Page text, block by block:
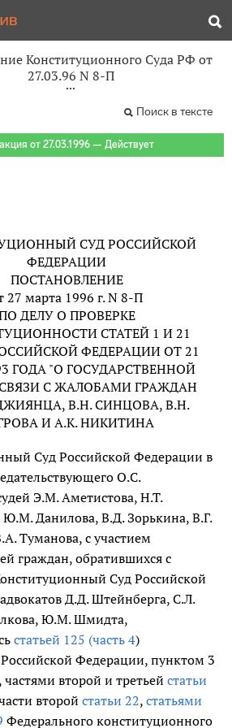
Конституционного Суда РФ от
27.03.96 N 8-П
Поиск в тексте
от 27.03.1996 — Действует
СУД РОССИЙСКОЙ
ФЕДЕРАЦИИ
ПОСТАНОВЛЕНИЕ
27 марта 1996 г. N 8-П
ДЕЛУ О ПРОВЕРКЕ
СТАТЕЙ 1 И 21
ФЕДЕРАЦИИ ОТ 21
ГОДА "О ГОСУДАРСТВЕННОЙ
С ЖАЛОБАМИ ГРАЖДАН
В.Н. СИНЦОВА, В.Н.
И А.К. НИКИТИНА
Суд Российской Федерации в
О.С.
Э.М. Аметистова, Н.Т.
Ю.М. Данилова, В.Д. Зорькина, В.Г.
Туманова, с участием
граждан, обратившихся с
Суд Российской
Д.Д. Штейнберга, С.Л.
Ю.М. Шмидта,
статьей 125 (часть 4)
Федерации, пунктом 3
частями второй и третьей статьи
второй статьи 22, статьями
Федерального конституционного